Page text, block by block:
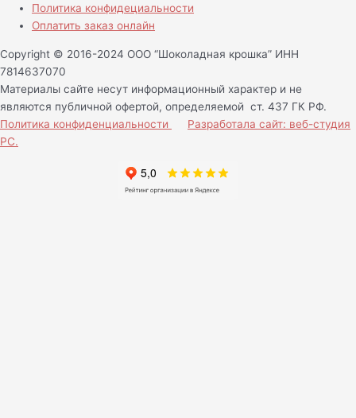
Политика конфидециальности
Оплатить заказ онлайн
Copyright © 2016-2024 ООО “Шоколадная крошка” ИНН
7814637070
Материалы сайте несут информационный характер и не
являются публичной офертой, определяемой ст. 437 ГК РФ.
Политика конфиденциальности
Разработала сайт: веб-студия
РС.